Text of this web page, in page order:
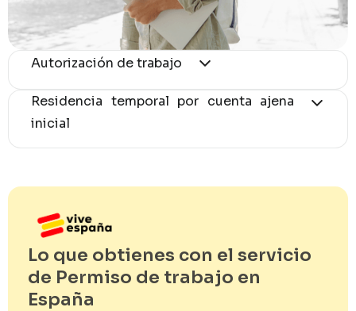
Autorización de trabajo
€ 350,00 EUR Más info.
Residencia temporal por cuenta ajena
inicial
Lo que obtienes con el servicio
de Permiso de trabajo en
España